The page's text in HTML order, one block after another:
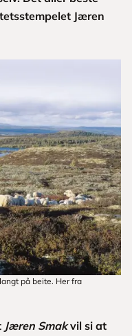
Jæren
på beite. Her fra
Jæren Smakvil si at